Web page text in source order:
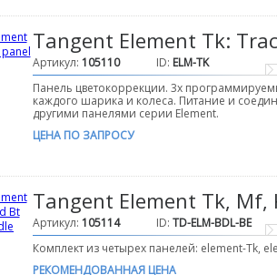
Tangent Element Tk:
Артикул: 105110 ID: ELM-TK
Панель цветокоррекции. 3х
каждого шарика и колеса. Питание и
другими панелями серии Element.
ЦЕНА ПО ЗАПРОСУ
Tangent Element Tk, Mf,
Артикул: 105114 ID: TD-ELM-BDL-BE
Комплект из четырех панелей: element-Tk,
РЕКОМЕНДОВАННАЯ ЦЕНА